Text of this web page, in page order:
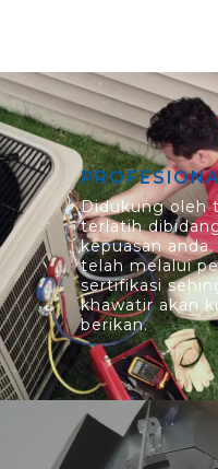
Didukung oleh
terlatih
kepuasan
telah melalui
sertifikasi
khawatir akan
berikan.